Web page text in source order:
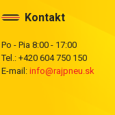
Kontakt
Po - Pia 8:00 - 17:00
Tel.: +420 604 750 150
E-mail: info@rajpneu.sk